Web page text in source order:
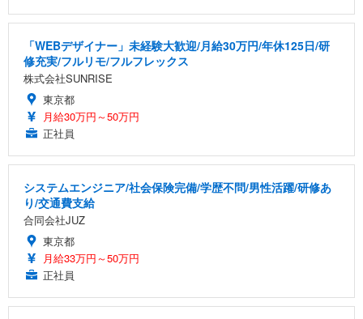
「WEBデザイナー」未経験大歓迎/月給30万円/年休125日/研
修充実/フルリモ/フルフレックス
株式会社SUNRISE
東京都
月給30万円～50万円
正社員
システムエンジニア/社会保険完備/学歴不問/男性活躍/研修あ
り/交通費支給
合同会社JUZ
東京都
月給33万円～50万円
正社員